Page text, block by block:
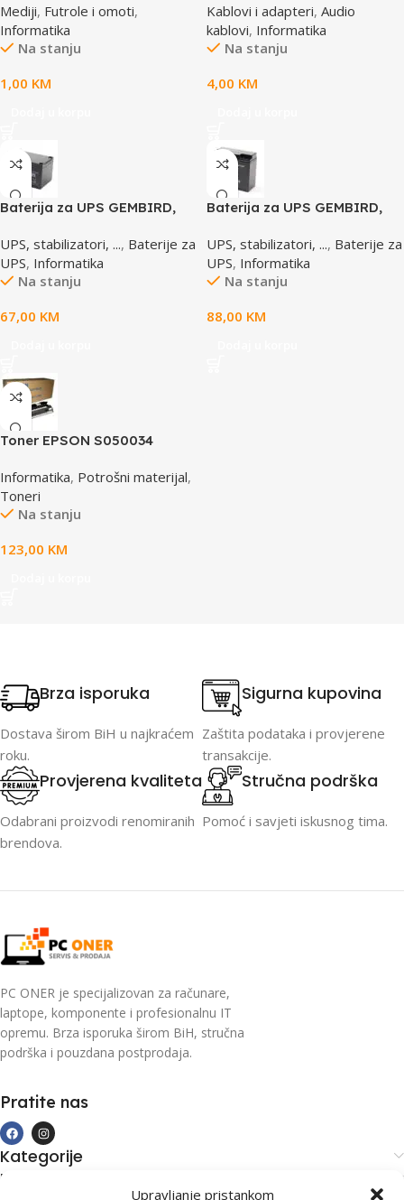
Upravljanje pristankom
Mediji, Futrole i omoti,
Informatika
Na stanju
1,00 KM
phono, 1,5m
Kablovi i adapteri, Audio
kablovi, Informatika
Na stanju
4,00 KM
Baterija za UPS GEMBIRD,
UPS, stabilizatori, ..., Baterije za
UPS, Informatika
Na stanju
67,00 KM
Baterija za UPS GEMBIRD,
UPS, stabilizatori, ..., Baterije za
UPS, Informatika
Na stanju
88,00 KM
Toner EPSON S050034
Informatika, Potrošni materijal,
Toneri
Na stanju
123,00 KM
Brza isporuka
Dostava širom BiH u najkraćem
roku.
Sigurna kupovina
Zaštita podataka i provjerene
transakcije.
Provjerena kvaliteta
Odabrani proizvodi renomiranih
brendova.
Stručna podrška
Pomoć i savjeti iskusnog tima.
PC ONER je specijalizovan za računare,
laptope, komponente i profesionalnu IT
opremu. Brza isporuka širom BiH, stručna
podrška i pouzdana postprodaja.
Pratite nas
Kategorije
Kupovina i podrška